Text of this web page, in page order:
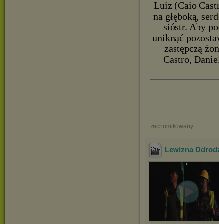
Luiz (Caio
na głęboką,
sióstr. Aby
uniknąć
zastępczą
Castro,
zachomikowany
Lewizna